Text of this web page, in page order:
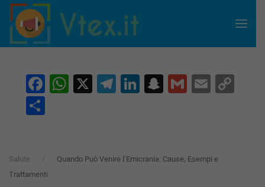
Skip to main content
Facebook
WhatsApp
X Telegram
LinkedIn
Snapchat
GmailEmail
Salute
Quando Può Venire l’Emicrania: Cause, Esempi e
Trattamenti